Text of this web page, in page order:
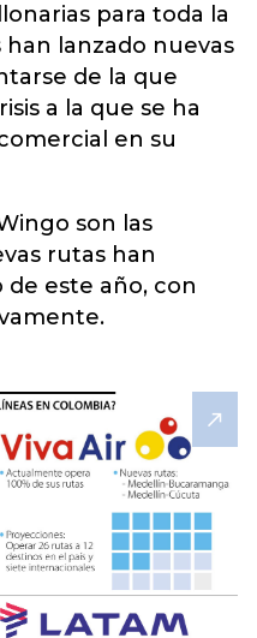
para toda la
han lanzado nuevas
de la que
a la que se ha
en su
son las
rutas han
este año, con